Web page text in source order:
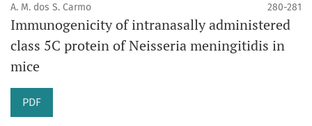
A. M. dos S. Carmo 280-281
Immunogenicity of intranasally administered
class 5C protein of Neisseria meningitidis in
mice
PDF